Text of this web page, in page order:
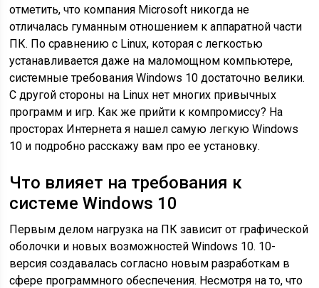
отметить, что компания Microsoft никогда не
отличалась гуманным отношением к аппаратной части
ПК. По сравнению с Linux, которая с легкостью
устанавливается даже на маломощном компьютере,
системные требования Windows 10 достаточно велики.
С другой стороны на Linux нет многих привычных
программ и игр. Как же прийти к компромиссу? На
просторах Интернета я нашел самую легкую Windows
10 и подробно расскажу вам про ее установку.
Что влияет на требования к
системе Windows 10
Первым делом нагрузка на ПК зависит от графической
оболочки и новых возможностей Windows 10. 10-
версия создавалась согласно новым разработкам в
сфере программного обеспечения. Несмотря на то, что